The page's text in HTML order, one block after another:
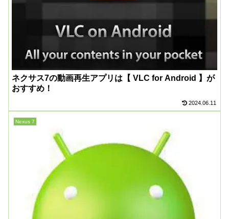
ネクサス7の動画再生アプリは【 VLC for Android 】が
おすすめ！
2024.06.11
Nexus 7